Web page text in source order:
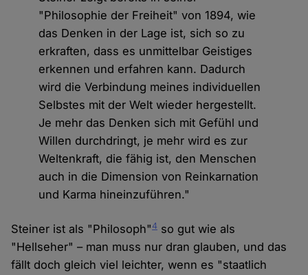
"Philosophie der Freiheit" von 1894, wie
das Denken in der Lage ist, sich so zu
erkraften, dass es unmittelbar Geistiges
erkennen und erfahren kann. Dadurch
wird die Verbindung meines individuellen
Selbstes mit der Welt wieder hergestellt.
Je mehr das Denken sich mit Gefühl und
Willen durchdringt, je mehr wird es zur
Weltenkraft, die fähig ist, den Menschen
auch in die Dimension von Reinkarnation
und Karma hineinzuführen."
Steiner ist als "Philosoph"4 so gut wie als
"Hellseher" – man muss nur dran glauben, und das
fällt doch gleich viel leichter, wenn es "staatlich